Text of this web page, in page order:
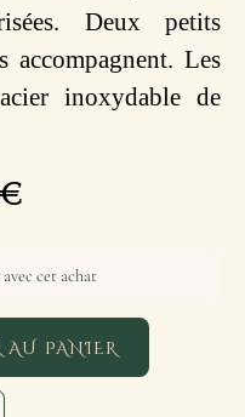
Deux petits
accompagnent. Les
inoxydable de
€
cet achat
AU PANIER